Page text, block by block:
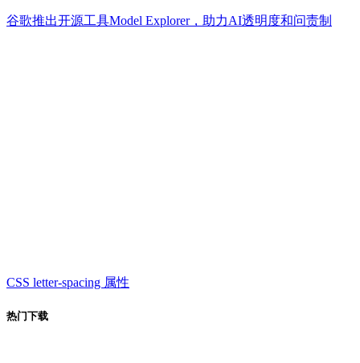
谷歌推出开源工具Model Explorer，助力AI透明度和问责制
CSS letter-spacing 属性
热门下载